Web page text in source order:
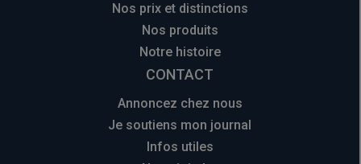
Nos prix et distinctions
Nos produits
Notre histoire
CONTACT
Annoncez chez nous
Je soutiens mon journal
Infos utiles